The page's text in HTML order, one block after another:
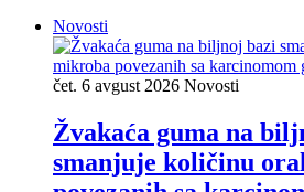
Novosti
čet. 6 avgust 2026 Novosti
Žvakaća guma na
smanjuje količinu